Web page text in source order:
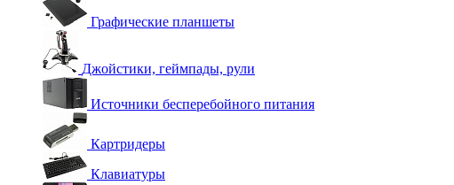
Графические планшеты
Джойстики, геймпады, рули
Источники бесперебойного питания
Картридеры
Клавиатуры